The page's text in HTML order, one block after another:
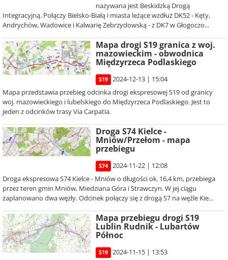
nazywana jest Beskidzką Drogą
Integracyjną. Połączy Bielsko-Białą i miasta leżące wzdłuż DK52 - Kęty,
Andrychów, Wadowice i Kalwarię Zebrzydowską - z DK7 w Głogoczo...
Mapa drogi S19 granica z woj.
mazowieckim - obwodnica
Międzyrzeca Podlaskiego
S19
2024-12-13 | 15:04
Mapa przedstawia przebieg odcinka drogi ekspresowej S19 od granicy
woj. mazowieckiego i lubelskiego do Międzyrzeca Podlaskiego. Jest to
jeden z odcinków trasy Via Carpatia.
Droga S74 Kielce -
Mniów/Przełom - mapa
przebiegu
S74
2024-11-22 | 12:08
Droga ekspresowa S74 Kielce - Mniów o długości ok. 16,4 km, przebiega
przez teren gmin Mniów, Miedziana Góra i Strawczyn. W jej ciągu
zaplanowano dwa węzły. Odcinek połączy się z drogą S7 na węźle Kie...
Mapa przebiegu drogi S19
Lublin Rudnik - Lubartów
Północ
S19
2024-11-15 | 13:53